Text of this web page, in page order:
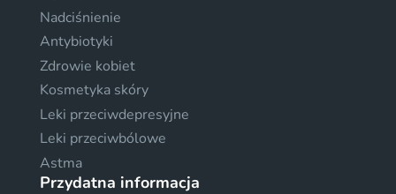
Nadciśnienie
Antybiotyki
Zdrowie kobiet
Kosmetyka skóry
Leki przeciwdepresyjne
Leki przeciwbólowe
Astma
Przydatna informacja